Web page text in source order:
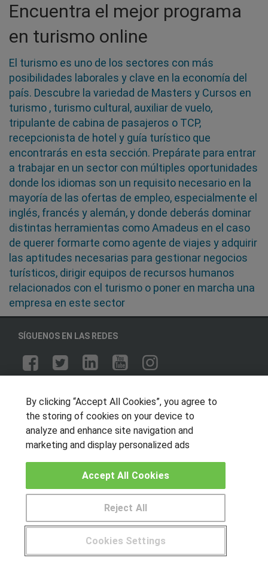
Encuentra el mejor programa
en turismo online
El turismo es uno de los sectores con más
posibilidades laborales y clave en la economía del
país. Descubre la variedad de Masters y Cursos en
turismo , turismo cultural, auxiliar de vuelo,
tripulante de cabina de pasajeros o TCP,
recepcionista de hotel y guía turístico que
encontrarás en esta sección. Prepárate para entrar
a trabajar en un sector con múltiples oportunidades
donde los idiomas son un requisito necesario en la
mayoría de las ofertas de empleo, especialmente el
inglés, francés y alemán, y donde deberás dominar
distintas herramientas como Amadeus en el caso
de querer formarte como agente de viajes y adquirir
las aptitudes necesarias para gestionar negocios
turísticos, dirigir equipos de recursos humanos
relacionados con el turismo o poner en marcha una
empresa en este sector
SÍGUENOS EN LAS REDES
Muro de los idiomas
Hablemos de empleo
Locos por las becas
CENTROS DE FORMACIÓN
Aviso legal
¿Tienes alguna duda? 900 264 357
By clicking “Accept All Cookies”, you agree to
the storing of cookies on your device to
analyze and enhance site navigation and
marketing and display personalized ads
Cookies Settings
Reject All
Accept All Cookies